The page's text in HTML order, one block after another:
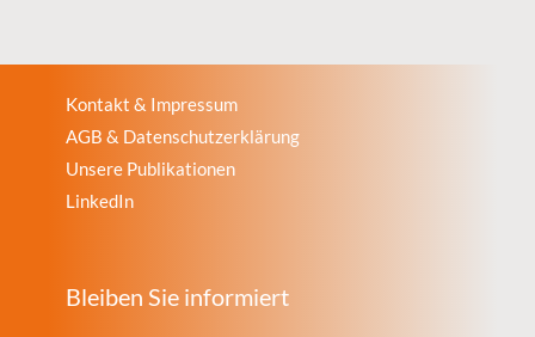
Kontakt & Impressum
AGB & Datenschutzerklärung
Unsere Publikationen
LinkedIn
Bleiben Sie informiert